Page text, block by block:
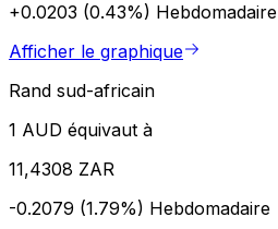
+0.0203 (0.43%) Hebdomadaire
Afficher le graphique
Rand sud-africain
1 AUD équivaut à
11,4308 ZAR
-0.2079 (1.79%) Hebdomadaire